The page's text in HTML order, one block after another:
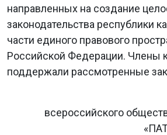
направленных на создание
законодательства республики
части единого правового
Российской Федерации. Члены
поддержали рассмотренные
всероссийского